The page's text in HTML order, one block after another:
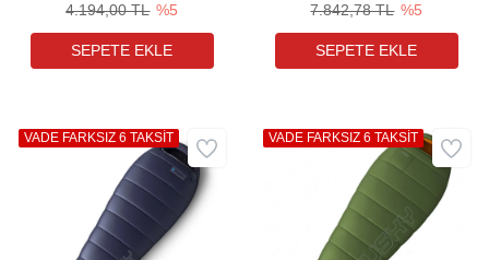
4.194,00 TL %5
7.842,78 TL %5
VADE FARKSIZ 6 TAKSİT VADE FARKSIZ 6 TAKSİT